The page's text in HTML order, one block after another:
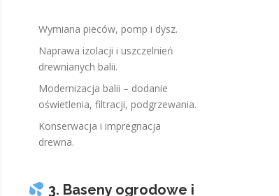
Wymiana pieców, pomp i dysz.
Naprawa izolacji i uszczelnień
drewnianych balii.
Modernizacja balii – dodanie
oświetlenia, filtracji, podgrzewania.
Konserwacja i impregnacja
drewna.
3. Baseny ogrodowe i